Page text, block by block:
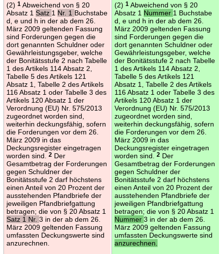
(2) 1Abweichend von § 20
Absatz 1 Satz 1 Nr. 1 Buchstabe
d, e und h in der ab dem 26.
März 2009 geltenden Fassung
sind Forderungen gegen die
dort genannten Schuldner oder
Gewährleistungsgeber, welche
der Bonitätsstufe 2 nach Tabelle
1 des Artikels 114 Absatz 2,
Tabelle 5 des Artikels 121
Absatz 1, Tabelle 2 des Artikels
116 Absatz 1 oder Tabelle 3 des
Artikels 120 Absatz 1 der
Verordnung (EU) Nr. 575/2013
zugeordnet worden sind,
weiterhin deckungsfähig, sofern
die Forderungen vor dem 26.
März 2009 in das
Deckungsregister eingetragen
worden sind.
2Der
Gesamtbetrag der Forderungen
gegen Schuldner der
Bonitätsstufe 2 darf höchstens
einen Anteil von 20 Prozent der
ausstehenden Pfandbriefe der
jeweiligen Pfandbriefgattung
betragen; die von § 20 Absatz 1
Satz 1 Nr. 3 in der ab dem 26.
März 2009 geltenden Fassung
umfassten Deckungswerte sind
anzurechnen.
(2) 1Abweichend von § 20
Absatz 1 Nummer 1 Buchstabe
d, e und h in der ab dem 26.
März 2009 geltenden Fassung
sind Forderungen gegen die
dort genannten Schuldner oder
Gewährleistungsgeber, welche
der Bonitätsstufe 2 nach Tabelle
1 des Artikels 114 Absatz 2,
Tabelle 5 des Artikels 121
Absatz 1, Tabelle 2 des Artikels
116 Absatz 1 oder Tabelle 3 des
Artikels 120 Absatz 1 der
Verordnung (EU) Nr. 575/2013
zugeordnet worden sind,
weiterhin deckungsfähig, sofern
die Forderungen vor dem 26.
März 2009 in das
Deckungsregister eingetragen
worden sind.
2Der
Gesamtbetrag der Forderungen
gegen Schuldner der
Bonitätsstufe 2 darf höchstens
einen Anteil von 20 Prozent der
ausstehenden Pfandbriefe der
jeweiligen Pfandbriefgattung
betragen; die von § 20 Absatz 1
Nummer 3 in der ab dem 26.
März 2009 geltenden Fassung
umfassten Deckungswerte sind
anzurechnen.